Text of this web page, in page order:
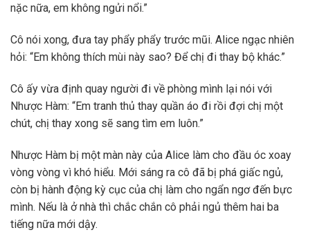
nặc nữa, em không ngửi nổi.”
Cô nói xong, đưa tay phẩy phẩy trước mũi. Alice ngạc nhiên
hỏi: “Em không thích mùi này sao? Để chị đi thay bộ khác.”
Cô ấy vừa định quay người đi về phòng mình lại nói với
Nhược Hàm: “Em tranh thủ thay quần áo đi rồi đợi chị một
chút, chị thay xong sẽ sang tìm em luôn.”
Nhược Hàm bị một màn này của Alice làm cho đầu óc xoay
vòng vòng vì khó hiểu. Mới sáng ra cô đã bị phá giấc ngủ,
còn bị hành động kỳ cục của chị làm cho ngẩn ngơ đến bực
mình. Nếu là ở nhà thì chắc chắn cô phải ngủ thêm hai ba
tiếng nữa mới dậy.